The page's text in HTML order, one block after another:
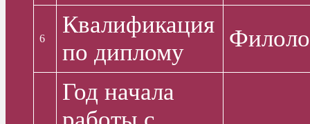
6
Квалификация
по диплому
Год начала